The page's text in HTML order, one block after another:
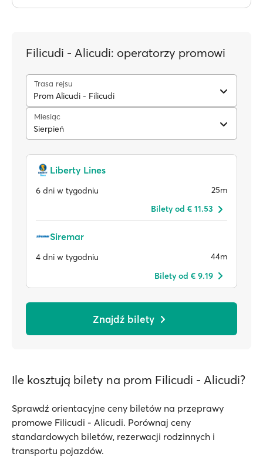
Filicudi - Alicudi: operatorzy promowi
Trasa rejsu
Prom Alicudi - Filicudi
Miesiąc
Sierpień
Liberty Lines
6 dni w tygodniu
25m
Bilety od € 11.53
Siremar
4 dni w tygodniu
44m
Bilety od € 9.19
Znajdź bilety
Ile kosztują bilety na prom Filicudi - Alicudi?
Sprawdź orientacyjne ceny biletów na przeprawy
promowe Filicudi - Alicudi. Porównaj ceny
standardowych biletów, rezerwacji rodzinnych i
transportu pojazdów.